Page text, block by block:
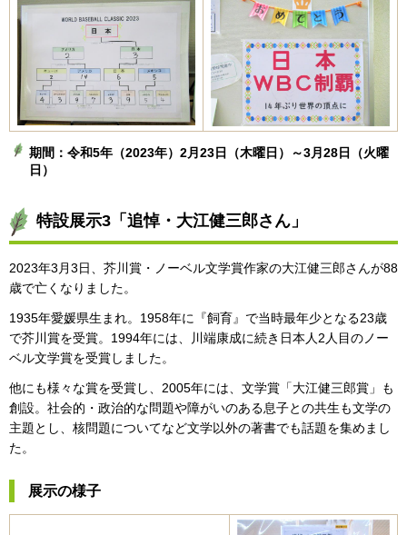
期間：令和5年（2023年）2月23日（木曜日）～3月28日（火曜
日）
特設展示3「追悼・大江健三郎さん」
2023年3月3日、芥川賞・ノーベル文学賞作家の大江健三郎さんが88
歳で亡くなりました。
1935年愛媛県生まれ。1958年に『飼育』で当時最年少となる23歳
で芥川賞を受賞。1994年には、川端康成に続き日本人2人目のノー
ベル文学賞を受賞しました。
他にも様々な賞を受賞し、2005年には、文学賞「大江健三郎賞」も
創設。社会的・政治的な問題や障がいのある息子との共生も文学の
主題とし、核問題についてなど文学以外の著書でも話題を集めまし
た。
展示の様子